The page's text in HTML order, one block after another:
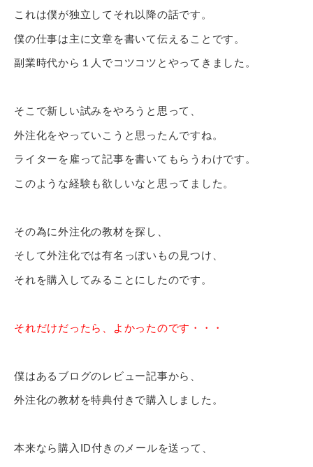
これは僕が独立してそれ以降の話です。
僕の仕事は主に文章を書いて伝えることです。
副業時代から１人でコツコツとやってきました。
そこで新しい試みをやろうと思って、
外注化をやっていこうと思ったんですね。
ライターを雇って記事を書いてもらうわけです。
このような経験も欲しいなと思ってました。
その為に外注化の教材を探し、
そして外注化では有名っぽいもの見つけ、
それを購入してみることにしたのです。
それだけだったら、よかったのです・・・
僕はあるブログのレビュー記事から、
外注化の教材を特典付きで購入しました。
本来なら購入ID付きのメールを送って、